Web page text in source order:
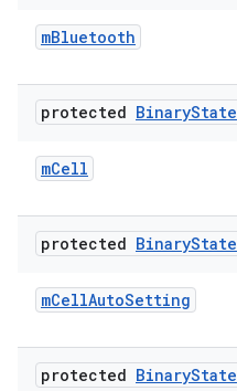
mBluetooth
protected BinaryState
mCell
protected BinaryState
mCellAutoSetting
protected BinaryState